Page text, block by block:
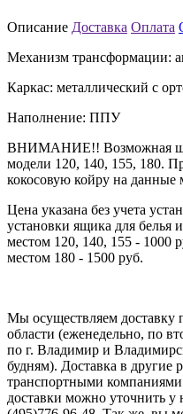
Описание Доставка Оплата
Механизм трансформации:
Каркас: металлический с
Наполнение: ППУ
ВНИМАНИЕ!! Возможная
модели 120, 140, 155, 180.
кокосовую койру на данные
Цена указана без учета
установки ящика для белья
местом 120, 140, 155 - 1000
местом 180 - 1500 руб.
Мы осуществляем доставку
области (еженедельно, по
по г. Владимир и
будням). Доставка в другие
транспортными
доставки можно уточнить у